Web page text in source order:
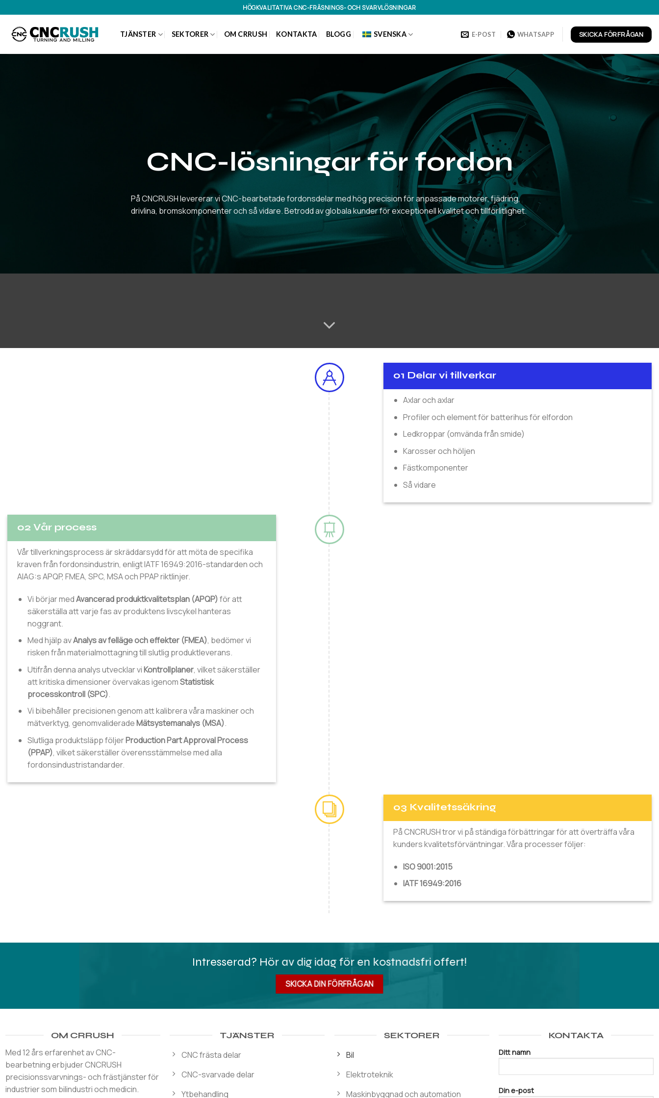
till
innehållet
HÖGKVALITATIVA CNC-FRÄSNINGS- OCH SVARVLÖSNINGAR
TJÄNSTER SEKTORER OM CRRUSH KONTAKTA BLOGG SVENSKA E-POST WHATSAPP SKICKA FÖRFRÅGAN
CNC-lösningar för fordon
På CNCRUSH levererar vi CNC-bearbetade fordonsdelar med hög precision för anpassade motorer, fjädring,
drivlina, bromskomponenter och så vidare. Betrodd av globala kunder för exceptionell kvalitet och tillförlitlighet.
01 Delar vi tillverkar
Axlar och axlar
Profiler och element för batterihus för elfordon
Ledkroppar (omvända från smide)
Karosser och höljen
Fästkomponenter
Så vidare
02 Vår process
Vår tillverkningsprocess är skräddarsydd för att möta de specifika
kraven från fordonsindustrin, enligt IATF 16949:2016-standarden och
AIAG:s APQP, FMEA, SPC, MSA och PPAP riktlinjer.
Vi börjar medAvancerad produktkvalitetsplan (APQP)för att
säkerställa att varje fas av produktens livscykel hanteras
noggrant.
Med hjälp avAnalys av felläge och effekter (FMEA), bedömer vi
risken från materialmottagning till slutlig produktleverans.
Utifrån denna analys utvecklar viKontrollplaner, vilket säkerställer
att kritiska dimensioner övervakas igenomStatistisk
processkontroll (SPC).
Vi bibehåller precisionen genom att kalibrera våra maskiner och
mätverktyg, genomvalideradeMätsystemanalys (MSA).
Slutliga produktsläpp följerProduction Part Approval Process
(PPAP), vilket säkerställer överensstämmelse med alla
fordonsindustristandarder.
03 Kvalitetssäkring
På CNCRUSH tror vi på ständiga förbättringar för att överträffa våra
kunders kvalitetsförväntningar. Våra processer följer:
ISO 9001:2015
IATF 16949:2016
Intresserad? Hör av dig idag för en kostnadsfri offert!
SKICKA DIN FÖRFRÅGAN
OM CRRUSH
Med 12 års erfarenhet av CNC-
bearbetning erbjuder CNCRUSH
precisionssvarvnings- och frästjänster för
industrier som bilindustri och medicin.
TJÄNSTER
CNC frästa delar
CNC-svarvade delar
Ytbehandling
SEKTORER
Bil
Elektroteknik
Maskinbyggnad och automation
KONTAKTA
Ditt namn
Din e-post